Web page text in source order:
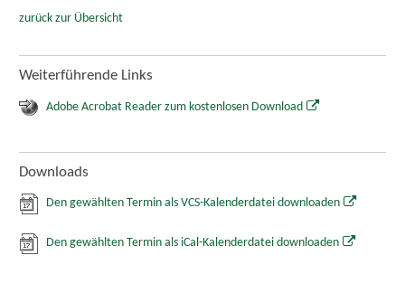
zurück zur Übersicht
Weiterführende Links
Adobe Acrobat Reader zum kostenlosen Download
Downloads
Den gewählten Termin als VCS-Kalenderdatei downloaden
Den gewählten Termin als iCal-Kalenderdatei downloaden